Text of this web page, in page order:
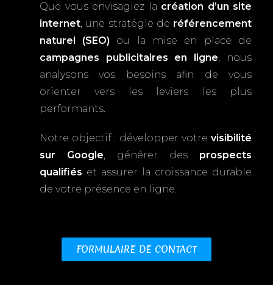
Que vous envisagiez la création d’un site
internet, une stratégie de référencement
naturel (SEO) ou la mise en place de
campagnes publicitaires en ligne, nous
analysons vos besoins afin de vous
orienter vers les leviers les plus
performants.
Notre objectif : développer votre visibilité
sur Google, générer des prospects
qualifiés et assurer la croissance durable
de votre présence en ligne.
FORMULAIRE DE CONTACT